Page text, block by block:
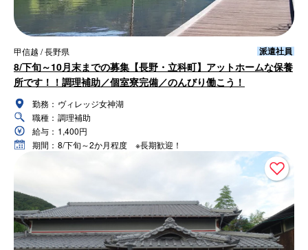
甲信越 / 長野県 派遣社員
8/下旬～10月末までの募集【長野・立科町】アットホームな保養
所です！！調理補助／個室寮完備／のんびり働こう！
勤務： ヴィレッジ女神湖
職種： 調理補助
給与： 1,400円
期間： 8/下旬～2か月程度 ※長期歓迎！